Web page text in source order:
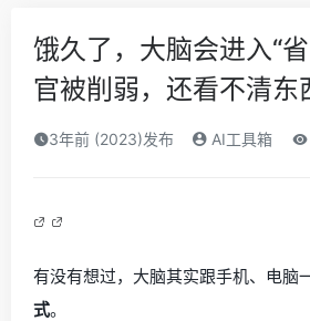
饿久了，大脑会进入“
官被削弱，还看不清东
3年前 (2023)发布 AI工具箱
有没有想过，大脑其实跟手机、电脑
式。